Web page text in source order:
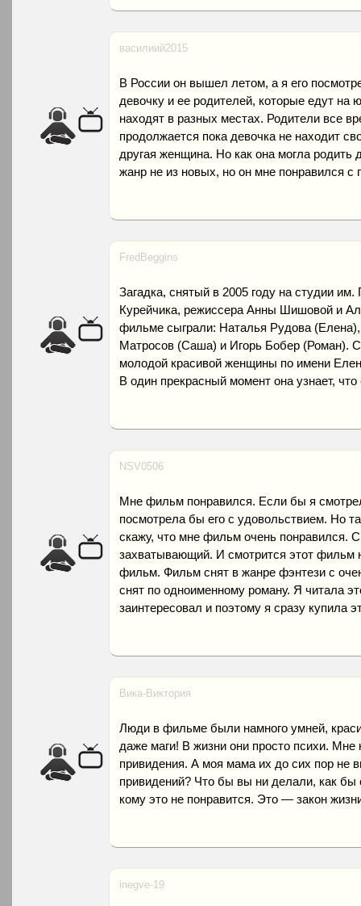
василиий2015
В России он вышел летом, а я его
девочку и ее родителей, которые едут на
находят в разных местах. Родители все
продолжается пока девочка не находит
другая женщина. Но как она могла
жанр не из новых, но он мне понравился с
FredBeggins
Загадка, снятый в 2005 году на студии
Курейчика, режиссера Анны Шишовой и
фильме сыграли: Наталья Рудова
Матросов (Саша) и Игорь Бобер (Роман).
молодой красивой женщины по имени
В один прекрасный момент она узнает,
NSV0506
Мне фильм понравился. Если бы я
посмотрела бы его с удовольствием. Но
скажу, что мне фильм очень понравился.
захватывающий. И смотрится этот
фильм. Фильм снят в жанре фэнтези с
снят по одноименному роману. Я читала
заинтересовал и поэтому я сразу купила
Вика-Виктория
Люди в фильме были намного умней,
даже маги! В жизни они просто психи. Мне
привидения. А моя мама их до сих пор не
привидений? Что бы вы ни делали, как бы
кому это не понравится. Это — закон
inegve-19